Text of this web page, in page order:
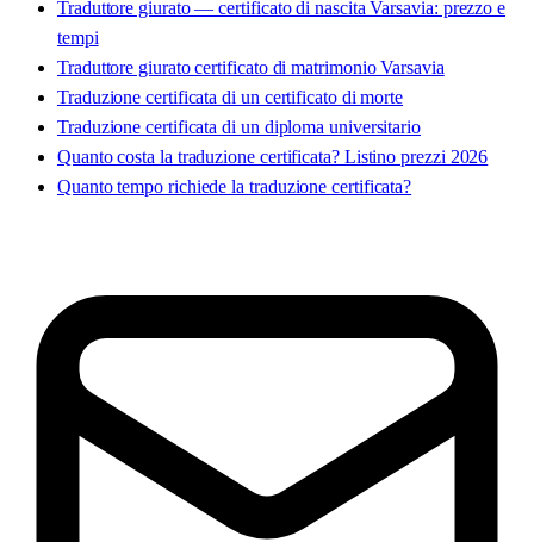
Traduttore giurato — certificato di nascita Varsavia: prezzo e
tempi
Traduttore giurato certificato di matrimonio Varsavia
Traduzione certificata di un certificato di morte
Traduzione certificata di un diploma universitario
Quanto costa la traduzione certificata? Listino prezzi 2026
Quanto tempo richiede la traduzione certificata?